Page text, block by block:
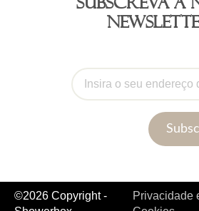
©2026 Copyright -
Privacidade